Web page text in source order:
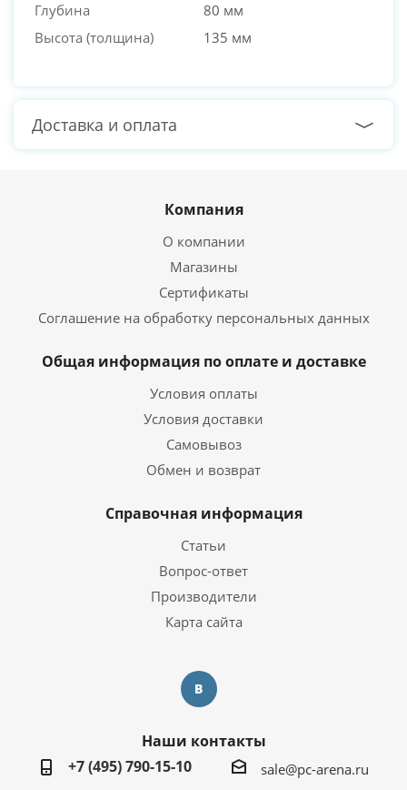
Глубина
80 мм
Высота (толщина)
135 мм
Доставка и оплата
Компания
О компании
Магазины
Сертификаты
Соглашение на обработку персональных данных
Общая информация по оплате и доставке
Условия оплаты
Условия доставки
Самовывоз
Обмен и возврат
Справочная информация
Статьи
Вопрос-ответ
Производители
Карта сайта
Наши контакты
+7 (495) 790-15-10
sale@pc-arena.ru